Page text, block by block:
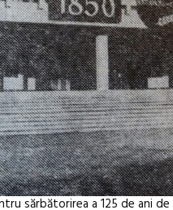
sărbătorirea a 125 de ani